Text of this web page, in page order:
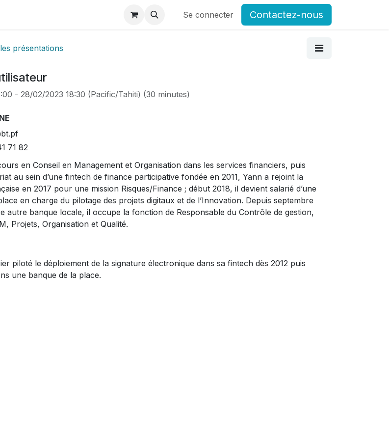
Publications Postes Forum Associations du GCSMS
Se connecter Contactez-nous
présentations
- 28/02/2023 18:30 (Pacific/Tahiti) (30 minutes)
71 82
en Conseil en Management et Organisation dans les services financiers, puis
au sein d’une fintech de finance participative fondée en 2011, Yann a rejoint la
en 2017 pour une mission Risques/Finance ; début 2018, il devient salarié d’une
en charge du pilotage des projets digitaux et de l’Innovation. Depuis septembre
autre banque locale, il occupe la fonction de Responsable du Contrôle de gestion,
Projets, Organisation et Qualité.
piloté le déploiement de la signature électronique dans sa fintech dès 2012 puis
une banque de la place.